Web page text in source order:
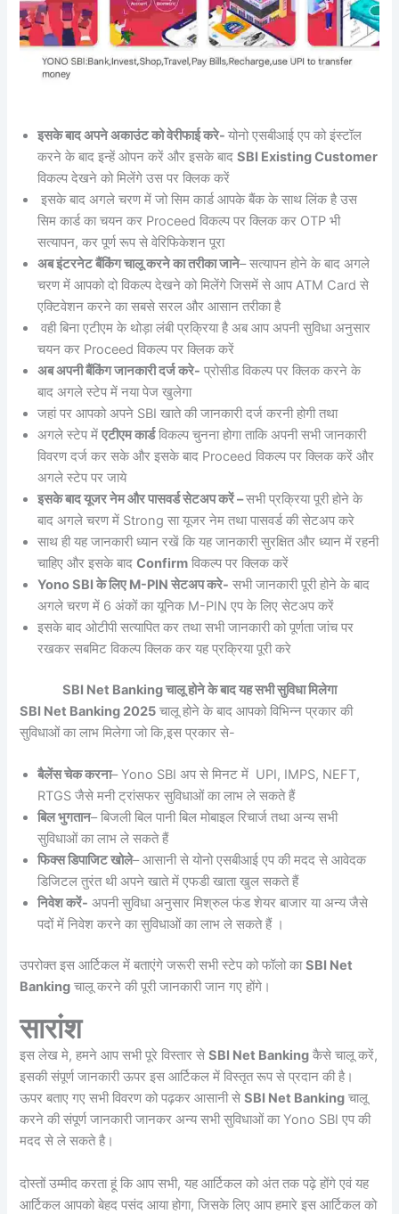
इसके बाद अपने अकाउंट को वेरीफाई करे-योनो एसबीआई एप को इंस्टॉल
करने के बाद इन्हें ओपन करें और इसके बादSBI Existing Customer
विकल्प देखने को मिलेंगे उस पर क्लिक करें
इसके बाद अगले चरण में जो सिम कार्ड आपके बैंक के साथ लिंक है उस
सिम कार्ड का चयन कर Proceed विकल्प पर क्लिक कर OTP भी
सत्यापन, कर पूर्ण रूप से वेरिफिकेशन पूरा
अब इंटरनेट बैंकिंग चालू करने का तरीका जाने– सत्यापन होने के बाद अगले
चरण में आपको दो विकल्प देखने को मिलेंगे जिसमें से आप ATM Card से
एक्टिवेशन करने का सबसे सरल और आसान तरीका है
वही बिना एटीएम के थोड़ा लंबी प्रक्रिया है अब आप अपनी सुविधा अनुसार
चयन कर Proceed विकल्प पर क्लिक करें
अब अपनी बैंकिंग जानकारी दर्ज करे- प्रोसीड विकल्प पर क्लिक करने के
बाद अगले स्टेप में नया पेज खुलेगा
जहां पर आपको अपने SBI खाते की जानकारी दर्ज करनी होगी तथा
अगले स्टेप मेंएटीएम कार्डविकल्प चुनना होगा ताकि अपनी सभी जानकारी
विवरण दर्ज कर सके और इसके बाद Proceed विकल्प पर क्लिक करें और
अगले स्टेप पर जाये
इसके बाद यूजर नेम और पासवर्ड सेटअप करें –सभी प्रक्रिया पूरी होने के
बाद अगले चरण में Strong सा यूजर नेम तथा पासवर्ड की सेटअप करे
साथ ही यह जानकारी ध्यान रखें कि यह जानकारी सुरक्षित और ध्यान में रहनी
चाहिए और इसके बादConfirm विकल्प पर क्लिक करें
Yono SBI के लिए M-PIN सेटअप करे- सभी जानकारी पूरी होने के बाद
अगले चरण में 6 अंकों का यूनिक M-PIN एप के लिए सेटअप करें
इसके बाद ओटीपी सत्यापित कर तथा सभी जानकारी को पूर्णता जांच पर
रखकर सबमिट विकल्प क्लिक कर यह प्रक्रिया पूरी करे
SBI Net Banking चालू होने के बाद यह सभी सुविधा मिलेगा
SBI Net Banking 2025 चालू होने के बाद आपको विभिन्न प्रकार की
सुविधाओं का लाभ मिलेगा जो कि,इस प्रकार से-
बैलेंस चेक करना– Yono SBI अप से मिनट में UPI, IMPS, NEFT,
RTGS जैसे मनी ट्रांसफर सुविधाओं का लाभ ले सकते हैं
बिल भुगतान– बिजली बिल पानी बिल मोबाइल रिचार्ज तथा अन्य सभी
सुविधाओं का लाभ ले सकते हैं
फिक्स डिपाजिट खोले– आसानी से योनो एसबीआई एप की मदद से आवेदक
डिजिटल तुरंत थी अपने खाते में एफडी खाता खुल सकते हैं
निवेश करें- अपनी सुविधा अनुसार मिश्रुल फंड शेयर बाजार या अन्य जैसे
पदों में निवेश करने का सुविधाओं का लाभ ले सकते हैं ।
उपरोक्त इस आर्टिकल में बताएंगे जरूरी सभी स्टेप को फॉलो काSBI Net
Banking चालू करने की पूरी जानकारी जान गए होंगे।
सारांश
इस लेख मे, हमने आप सभी पूरे विस्तार सेSBI Net Banking कैसे चालू करें,
इसकी संपूर्ण जानकारी ऊपर इस आर्टिकल में विस्तृत रूप से प्रदान की है।
ऊपर बताए गए सभी विवरण को पढ़कर आसानी सेSBI Net Banking चालू
करने की संपूर्ण जानकारी जानकर अन्य सभी सुविधाओं का Yono SBI एप की
मदद से ले सकते है।
दोस्तों उम्मीद करता हूं कि आप सभी, यह आर्टिकल को अंत तक पढ़े होंगे एवं यह
आर्टिकल आपको बेहद पसंद आया होगा, जिसके लिए आप हमारे इस आर्टिकल को